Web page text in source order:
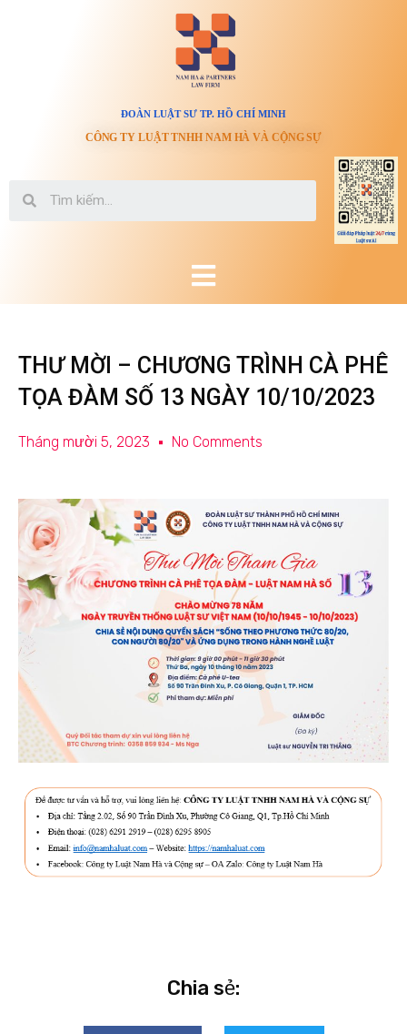
ĐOÀN LUẬT SƯ TP. HỒ CHÍ MINH
CÔNG TY LUẬT TNHH NAM HÀ VÀ CỘNG SỰ
THƯ MỜI – CHƯƠNG TRÌNH CÀ PHÊ
TỌA ĐÀM SỐ 13 NGÀY 10/10/2023
Tháng mười 5, 2023 No Comments
Chia sẻ: